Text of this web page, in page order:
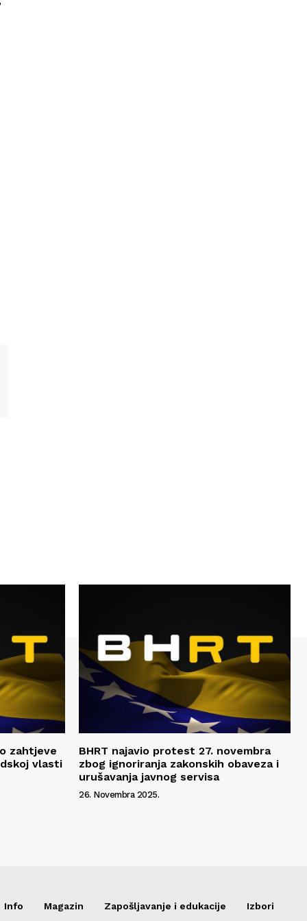
zahtjeve
vlasti
BHRT najavio protest 27. novembra
zbog ignoriranja zakonskih obaveza i
urušavanja javnog servisa
26. Novembra 2025.
Info Magazin Zapošljavanje i edukacije Izbori